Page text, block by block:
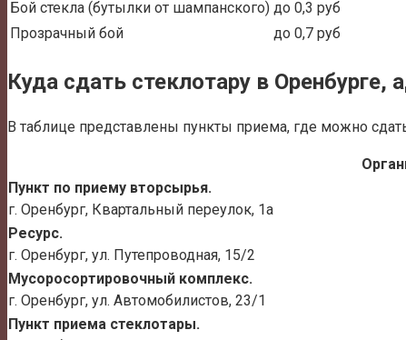
Бой стекла (бутылки от шампанского) до 0,3 руб
Прозрачный бой
до 0,7 руб
Куда сдать стеклотару в Оренбурге,
В таблице представлены пункты приема, где можно
Пункт по приему вторсырья.
г. Оренбург, Квартальный переулок, 1а
Ресурс.
г. Оренбург, ул. Путепроводная, 15/2
Мусоросортировочный комплекс.
г. Оренбург, ул. Автомобилистов, 23/1
Пункт приема стеклотары.